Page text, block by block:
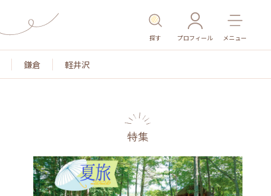
探す プロフィール メニュー
鎌倉 軽井沢
名所・旧跡 温泉・スパ その他施設 ごはん
特集